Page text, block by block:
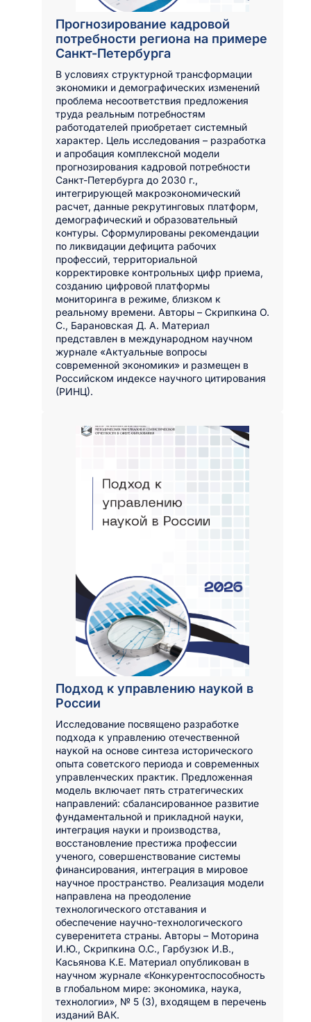
Прогнозирование кадровой
потребности региона на примере
Санкт-Петербурга
В условиях структурной трансформации
экономики и демографических изменений
проблема несоответствия предложения
труда реальным потребностям
работодателей приобретает системный
характер. Цель исследования – разработка
и апробация комплексной модели
прогнозирования кадровой потребности
Санкт-Петербурга до 2030 г.,
интегрирующей макроэкономический
расчет, данные рекрутинговых платформ,
демографический и образовательный
контуры. Сформулированы рекомендации
по ликвидации дефицита рабочих
профессий, территориальной
корректировке контрольных цифр приема,
созданию цифровой платформы
мониторинга в режиме, близком к
реальному времени. Авторы – Скрипкина О.
С., Барановская Д. А. Материал
представлен в международном научном
журнале «Актуальные вопросы
современной экономики» и размещен в
Российском индексе научного цитирования
(РИНЦ).
Подход к управлению наукой в
России
Исследование посвящено разработке
подхода к управлению отечественной
наукой на основе синтеза исторического
опыта советского периода и современных
управленческих практик. Предложенная
модель включает пять стратегических
направлений: сбалансированное развитие
фундаментальной и прикладной науки,
интеграция науки и производства,
восстановление престижа профессии
ученого, совершенствование системы
финансирования, интеграция в мировое
научное пространство. Реализация модели
направлена на преодоление
технологического отставания и
обеспечение научно-технологического
суверенитета страны. Авторы – Моторина
И.Ю., Скрипкина О.С., Гарбузюк И.В.,
Касьянова К.Е. Материал опубликован в
научном журнале «Конкурентоспособность
в глобальном мире: экономика, наука,
технологии», № 5 (3), входящем в перечень
изданий ВАК.